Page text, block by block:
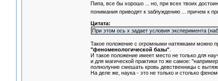
Пипа, все бы хорошо ... но, при всех твоих
понимания приводят к заблуждению ... причем к
Цитата:
При этом ось x задает условия эксперимента
Такое положение с огромными натяжками можно
"феноменологической базы".
И такое положение имеет место не только для
и для магической практики то же самое:
полнолуние смешать кровь девственницы с
На деле же, наука - это не только и столько